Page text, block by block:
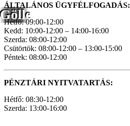
Gölle
ÁLTALÁNOS ÜGYFÉLFOGADÁS:
Hétfő: 09:00-12:00
Kedd: 10:00-12:00 – 14:00-16:00
Szerda: 08:00-12:00
Csütörtök: 08:00-12:00 – 13:00-15:00
Péntek: 08:00-12:00
PÉNZTÁRI NYITVATARTÁS:
Hétfő: 08:30-12:00
Szerda: 13:00-16:00